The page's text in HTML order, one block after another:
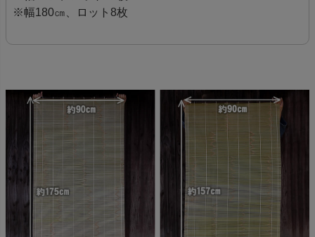
※幅180㎝、ロット8枚